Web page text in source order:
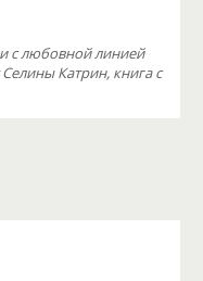
с любовной линией
Катрин, книга с